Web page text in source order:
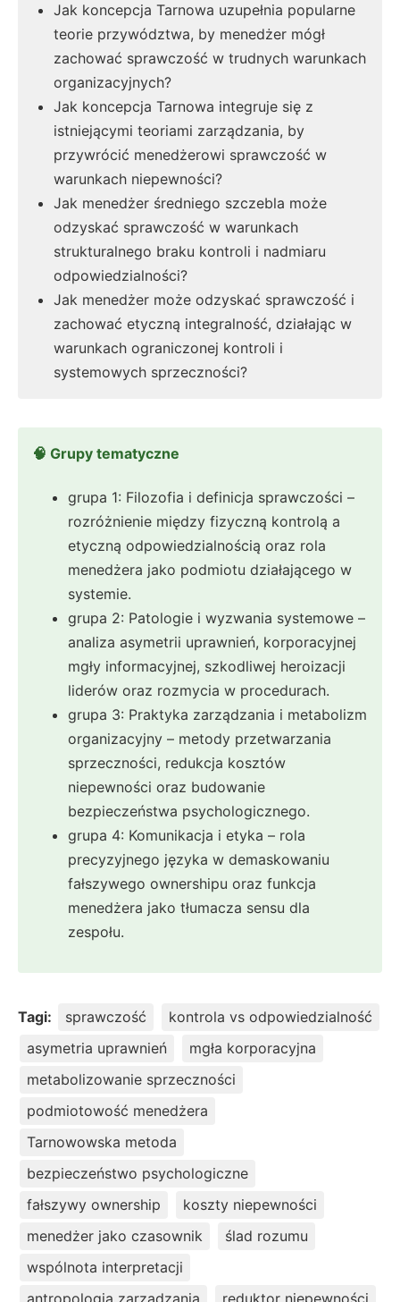
Jak koncepcja Tarnowa uzupełnia popularne
teorie przywództwa, by menedżer mógł
zachować sprawczość w trudnych warunkach
organizacyjnych?
Jak koncepcja Tarnowa integruje się z
istniejącymi teoriami zarządzania, by
przywrócić menedżerowi sprawczość w
warunkach niepewności?
Jak menedżer średniego szczebla może
odzyskać sprawczość w warunkach
strukturalnego braku kontroli i nadmiaru
odpowiedzialności?
Jak menedżer może odzyskać sprawczość i
zachować etyczną integralność, działając w
warunkach ograniczonej kontroli i
systemowych sprzeczności?
🧠 Grupy tematyczne
grupa 1: Filozofia i definicja sprawczości –
rozróżnienie między fizyczną kontrolą a
etyczną odpowiedzialnością oraz rola
menedżera jako podmiotu działającego w
systemie.
grupa 2: Patologie i wyzwania systemowe –
analiza asymetrii uprawnień, korporacyjnej
mgły informacyjnej, szkodliwej heroizacji
liderów oraz rozmycia w procedurach.
grupa 3: Praktyka zarządzania i metabolizm
organizacyjny – metody przetwarzania
sprzeczności, redukcja kosztów
niepewności oraz budowanie
bezpieczeństwa psychologicznego.
grupa 4: Komunikacja i etyka – rola
precyzyjnego języka w demaskowaniu
fałszywego ownershipu oraz funkcja
menedżera jako tłumacza sensu dla
zespołu.
Tagi: sprawczość
kontrola vs odpowiedzialność
asymetria uprawnień
mgła korporacyjna
metabolizowanie sprzeczności
podmiotowość menedżera
Tarnowowska metoda
bezpieczeństwo psychologiczne
fałszywy ownership
koszty niepewności
menedżer jako czasownik
ślad rozumu
wspólnota interpretacji
antropologia zarządzania
reduktor niepewności